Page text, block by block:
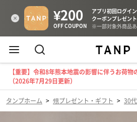
【重要】令和8年熊本地震の影響に伴うお荷
（2026年7月29日更新）
タンプホーム > 甥プレゼント・ギフト > 30代